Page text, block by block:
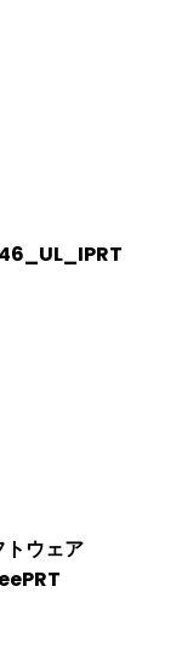
トウェア